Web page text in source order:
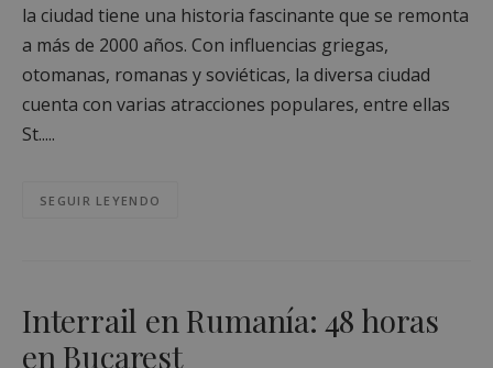
la ciudad tiene una historia fascinante que se remonta
a más de 2000 años. Con influencias griegas,
otomanas, romanas y soviéticas, la diversa ciudad
cuenta con varias atracciones populares, entre ellas
St.....
SEGUIR LEYENDO
Interrail en Rumanía: 48 horas
en Bucarest